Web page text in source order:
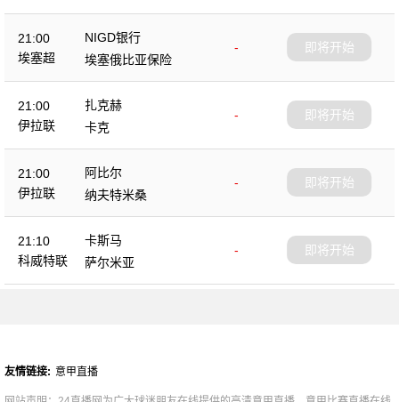
21:00
埃塞超
NIGD银行
-
埃塞俄比亚保险
即将开始
21:00
伊拉联
扎克赫
-
卡克
即将开始
21:00
伊拉联
阿比尔
-
纳夫特米桑
即将开始
21:10
科威特联
卡斯马
-
萨尔米亚
即将开始
友情链接: 意甲直播